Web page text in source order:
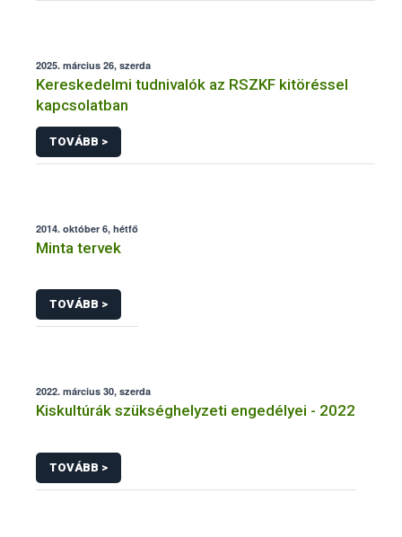
2025. március 26, szerda
Kereskedelmi tudnivalók az RSZKF kitöréssel
kapcsolatban
TOVÁBB >
2014. október 6, hétfő
Minta tervek
TOVÁBB >
2022. március 30, szerda
Kiskultúrák szükséghelyzeti engedélyei - 2022
TOVÁBB >